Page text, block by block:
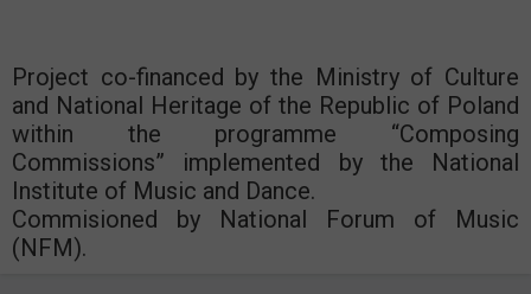
Project co-financed by the Ministry of Culture
and National Heritage of the Republic of Poland
within the programme “Composing
Commissions” implemented by the National
Institute of Music and Dance.
Commisioned by National Forum of Music
(NFM).